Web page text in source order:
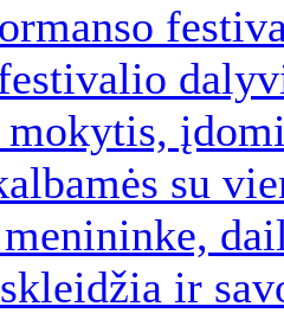
su
ir